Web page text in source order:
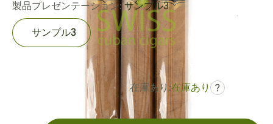
でした¥3,990
在庫あり:在庫あり ?
製品プレゼンテーション: サンプル3
サンプル3